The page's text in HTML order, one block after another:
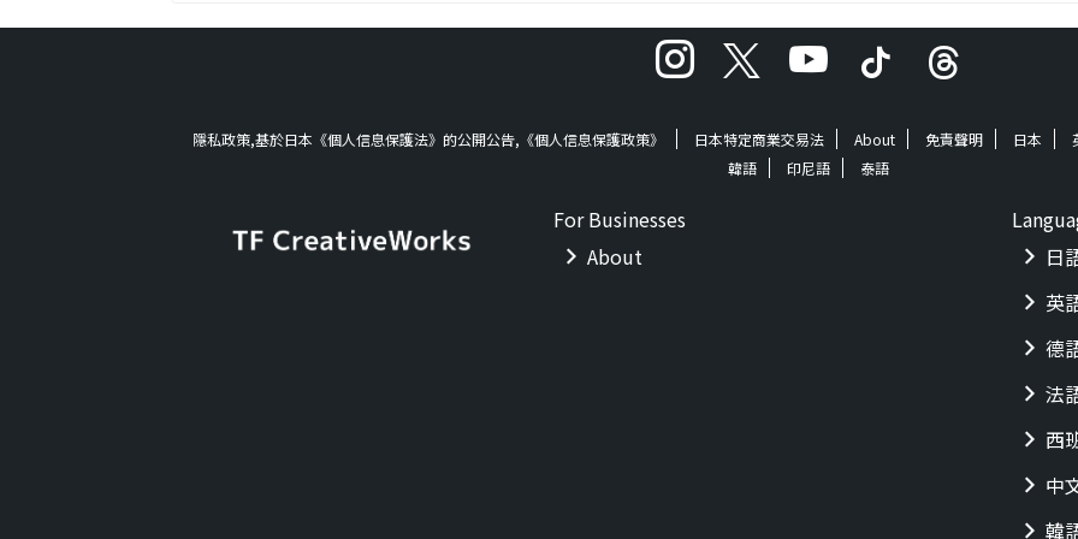
隱私政策,基於日本《個人信息保護法》的公開公告,《個人信息保護政策》 日本特定商業交易法 About 免責聲明 日本
韓語
印尼語 泰語
For Businesses
About
日
英
德
法
西
中
韓